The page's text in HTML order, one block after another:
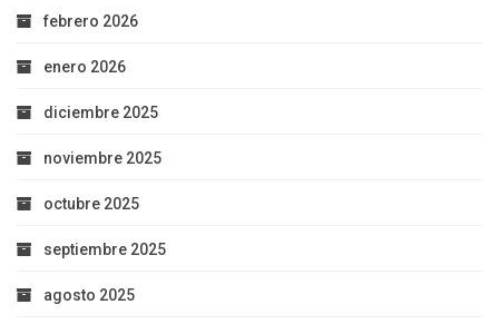
febrero 2026
enero 2026
diciembre 2025
noviembre 2025
octubre 2025
septiembre 2025
agosto 2025